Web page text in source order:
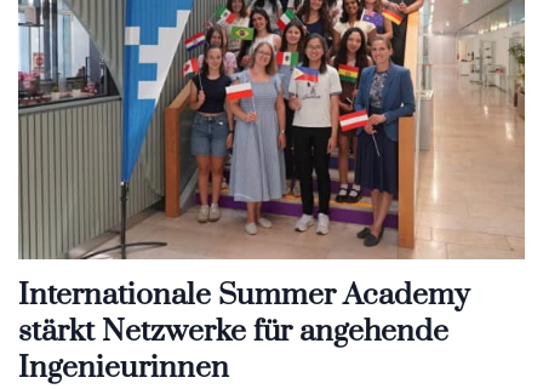
Internationale Summer Academy
stärkt Netzwerke für angehende
Ingenieurinnen